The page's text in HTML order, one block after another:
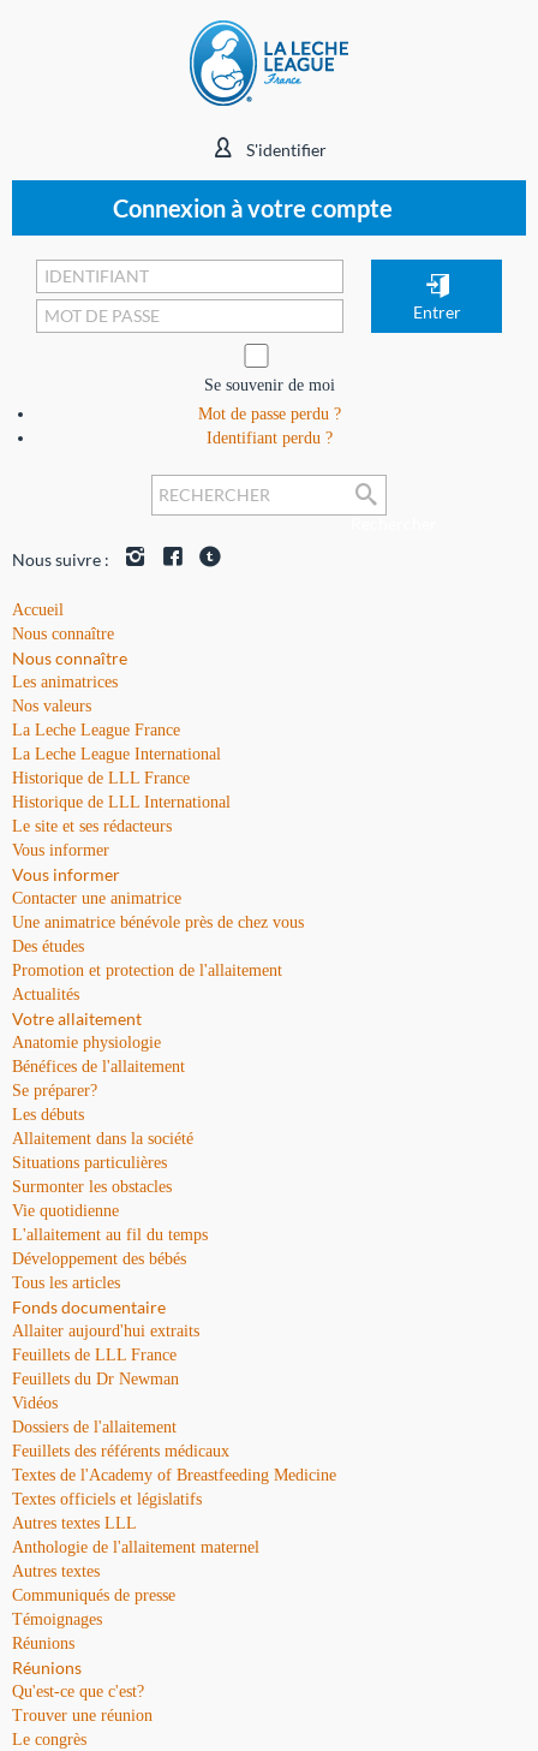
S'identifier
Connexion à votre compte
Se souvenir de moi
Mot de passe perdu ?
Identifiant perdu ?
Nous suivre :
Accueil
Nous connaître
Nous connaître
Les animatrices
Nos valeurs
La Leche League France
La Leche League International
Historique de LLL France
Historique de LLL International
Le site et ses rédacteurs
Vous informer
Vous informer
Contacter une animatrice
Une animatrice bénévole près de chez vous
Des études
Promotion et protection de l'allaitement
Actualités
Votre allaitement
Anatomie physiologie
Bénéfices de l'allaitement
Se préparer?
Les débuts
Allaitement dans la société
Situations particulières
Surmonter les obstacles
Vie quotidienne
L'allaitement au fil du temps
Développement des bébés
Tous les articles
Fonds documentaire
Allaiter aujourd'hui extraits
Feuillets de LLL France
Feuillets du Dr Newman
Vidéos
Dossiers de l'allaitement
Feuillets des référents médicaux
Textes de l'Academy of Breastfeeding Medicine
Textes officiels et législatifs
Autres textes LLL
Anthologie de l'allaitement maternel
Autres textes
Communiqués de presse
Témoignages
Réunions
Réunions
Qu'est-ce que c'est?
Trouver une réunion
Le congrès